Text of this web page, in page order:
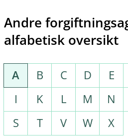
Andre
alfabetisk oversikt
A B C D E
I
K L M N
S
T V W X